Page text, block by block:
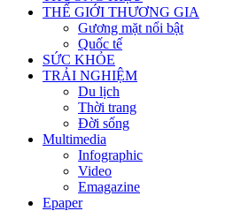
THẾ GIỚI THƯƠNG GIA
Gương mặt nổi bật
Quốc tế
SỨC KHỎE
TRẢI NGHIỆM
Du lịch
Thời trang
Đời sống
Multimedia
Infographic
Video
Emagazine
Epaper